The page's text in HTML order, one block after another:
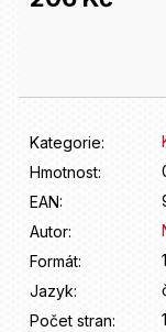
Kategorie:
Hmotnost:
EAN:
Autor:
Formát:
Jazyk:
Počet stran:
r
u
č
u
e
m
e